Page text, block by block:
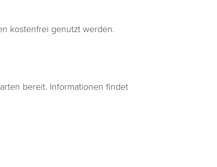
kostenfrei genutzt werden.
bereit. Informationen findet